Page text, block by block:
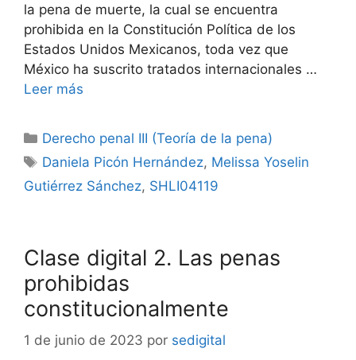
la pena de muerte, la cual se encuentra
prohibida en la Constitución Política de los
Estados Unidos Mexicanos, toda vez que
México ha suscrito tratados internacionales …
Leer más
Categorías
Derecho penal III (Teoría de la pena)
Etiquetas
Daniela Picón Hernández, Melissa Yoselin
Gutiérrez Sánchez, SHLI04119
Clase digital 2. Las penas
prohibidas
constitucionalmente
1 de junio de 2023 por sedigital